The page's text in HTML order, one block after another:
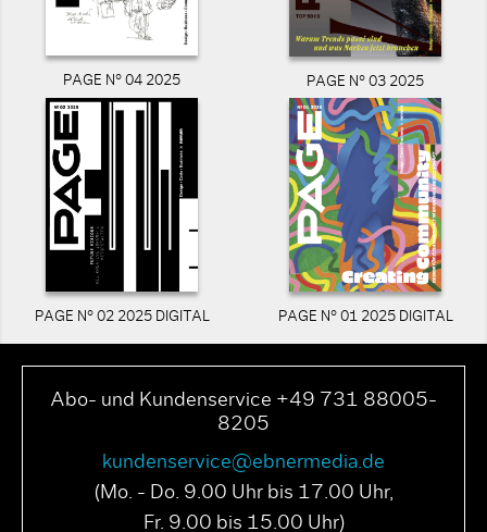
PAGE N° 04 2025 PAGE N° 03 2025
PAGE N° 02 2025 DIGITAL PAGE N° 01 2025 DIGITAL
Abo- und Kundenservice +49 731 88005-
8205
kundenservice@ebnermedia.de
(Mo. - Do. 9.00 Uhr bis 17.00 Uhr,
Fr. 9.00 bis 15.00 Uhr)